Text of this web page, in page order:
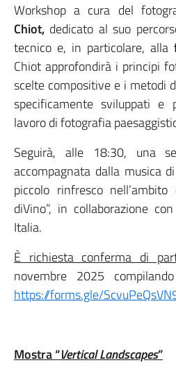
Workshop a cura del
Chiot, dedicato al suo
tecnico e, in particolare, alla
Chiot approfondirà i principi
scelte compositive e i metodi
specificamente sviluppati
lavoro di fotografia
Seguirà, alle 18:30, una
accompagnata dalla musica
piccolo rinfresco nell’ambito
diVino”, in collaborazione
Italia.
È richiesta conferma di
novembre 2025
https://forms.gle/
Mostra “Vertical Landscapes”